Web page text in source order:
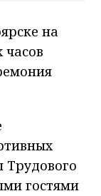
на
Трудового
гостями